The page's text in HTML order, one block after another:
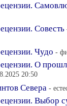
Совесть
Чудо -
О
20:50
Севера -
Выбор